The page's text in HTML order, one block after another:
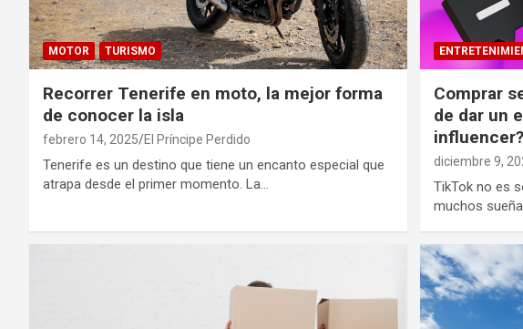
MOTOR TURISMO
Recorrer Tenerife en moto, la mejor forma
de conocer la isla
febrero 14, 2025 El Príncipe Perdido
Tenerife es un destino que tiene un encanto especial que
atrapa desde el primer momento. La…
Comprar
de dar un
influencer?
diciembre 9,
TikTok no es
muchos